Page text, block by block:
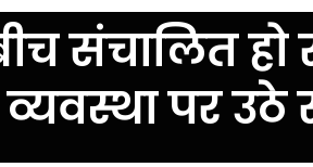
संचालित हो
पर